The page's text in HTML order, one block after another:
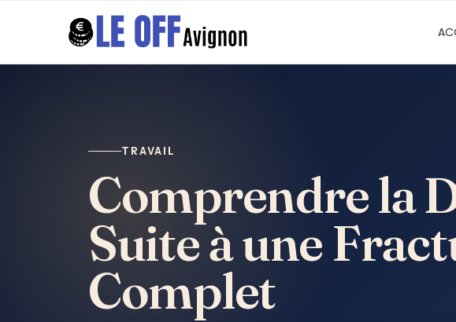
TRAVAIL
Comprendre la
Suite à une
Complet